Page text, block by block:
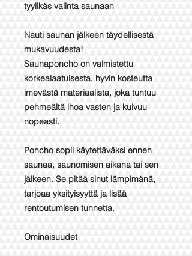
tyylikäs valinta saunaan
Nauti saunan jälkeen täydellisestä
mukavuudesta!
Saunaponcho on valmistettu
korkealaatuisesta, hyvin kosteutta
imevästä materiaalista, joka tuntuu
pehmeältä ihoa vasten ja kuivuu
nopeasti.
Poncho sopii käytettäväksi ennen
saunaa, saunomisen aikana tai sen
jälkeen. Se pitää sinut lämpimänä,
tarjoaa yksityisyyttä ja lisää
rentoutumisen tunnetta.
Ominaisuudet